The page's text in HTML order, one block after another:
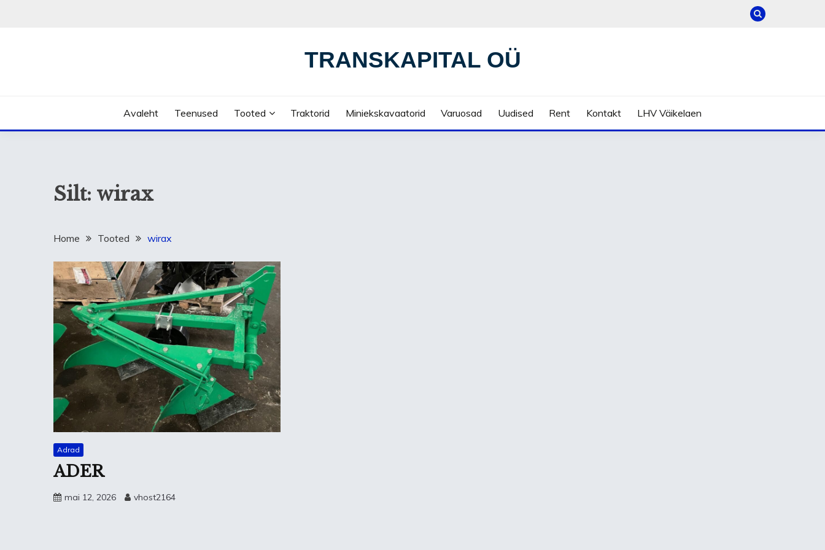
TRANSKAPITAL OÜ
Avaleht Teenused Tooted Traktorid Miniekskavaatorid Varuosad Uudised Rent Kontakt LHV Väikelaen
Silt: wirax
Home Tooted wirax
Adrad
ADER
mai 12, 2026 vhost2164